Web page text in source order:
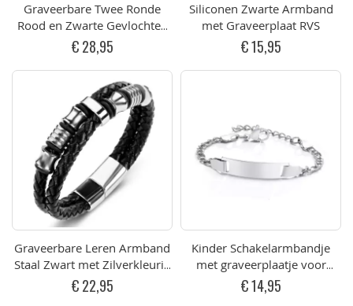
Graveerbare Twee Ronde
Rood en Zwarte Gevlochten
Lederen Armband met
Zwarte Sluiting (19cm)
€ 28,95
Siliconen Zwarte Armband
met Graveerplaat RVS
€ 15,95
Graveerbare Leren Armband
Staal Zwart met Zilverkleurig
Magneetsluiting (opt.
Graveren)
€ 22,95
Kinder Schakelarmbandje
met graveerplaatje voor
Naam RVS 16-21cm
€ 14,95